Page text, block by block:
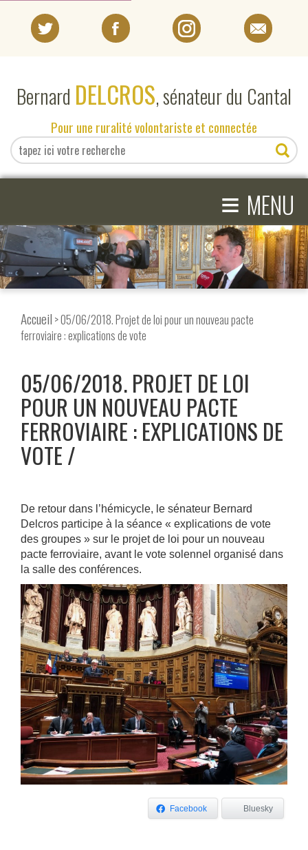
Bernard DELCROS, sénateur du Cantal
Pour une ruralité volontariste et connectée
≡ MENU
EN DIRECT DU SÉNAT
EN DIRECT DU CANTAL
COMPRENDRE LE SÉNAT
Accueil > 05/06/2018. Projet de loi pour un nouveau pacte
ferroviaire : explications de vote
05/06/2018. PROJET DE LOI
POUR UN NOUVEAU PACTE
FERROVIAIRE : EXPLICATIONS DE
VOTE
De retour dans l’hémicycle, le sénateur Bernard
Delcros participe à la séance « explications de vote
des groupes » sur le projet de loi pour un nouveau
pacte ferroviaire, avant le vote solennel organisé dans
la salle des conférences.
Facebook Bluesky